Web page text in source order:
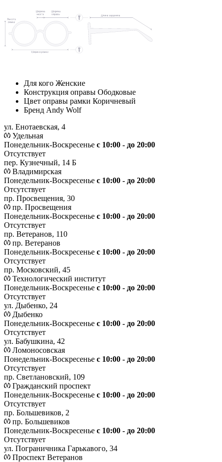
Для кого Женские
Конструкция оправы Ободковые
Цвет оправы рамки Коричневый
Бренд Andy Wolf
ул. Енотаевская, 4
Удельная
Понедельник-Воскресенье с 10:00 - до 20:00
Отсутствует
пер. Кузнечный, 14 Б
Владимирская
Понедельник-Воскресенье с 10:00 - до 20:00
Отсутствует
пр. Просвещения, 30
пр. Просвещения
Понедельник-Воскресенье c 10:00 - до 20:00
Отсутствует
пр. Ветеранов, 110
пр. Ветеранов
Понедельник-Воскресенье с 10:00 - до 20:00
Отсутствует
пр. Московский, 45
Технологический институт
Понедельник-Воскресенье с 10:00 - до 20:00
Отсутствует
ул. Дыбенко, 24
Дыбенко
Понедельник-Воскресенье с 10:00 - до 20:00
Отсутствует
ул. Бабушкина, 42
Ломоносовская
Понедельник-Воскресенье с 10:00 - до 20:00
Отсутствует
пр. Светлановский, 109
Гражданский проспект
Понедельник-Воскресенье с 10:00 - до 20:00
Отсутствует
пр. Большевиков, 2
пр. Большевиков
Понедельник-Воскресенье с 10:00 - до 20:00
Отсутствует
ул. Пограничника Гарькавого, 34
Проспект Ветеранов